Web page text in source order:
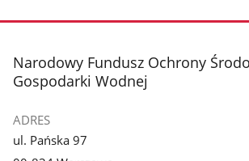
stopka
Narodowy Fundusz Ochrony
Gospodarki Wodnej
ADRES
ul. Pańska 97